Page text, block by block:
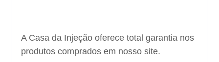
A Casa da Injeção oferece total garantia nos
produtos comprados em nosso site.